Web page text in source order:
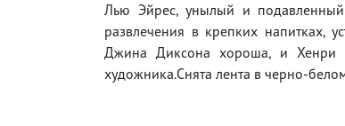
Лью Эйрес, унылый и
развлечения в крепких напитках,
Джина Диксона хороша, и Хенри
художника.Снята лента в черно-